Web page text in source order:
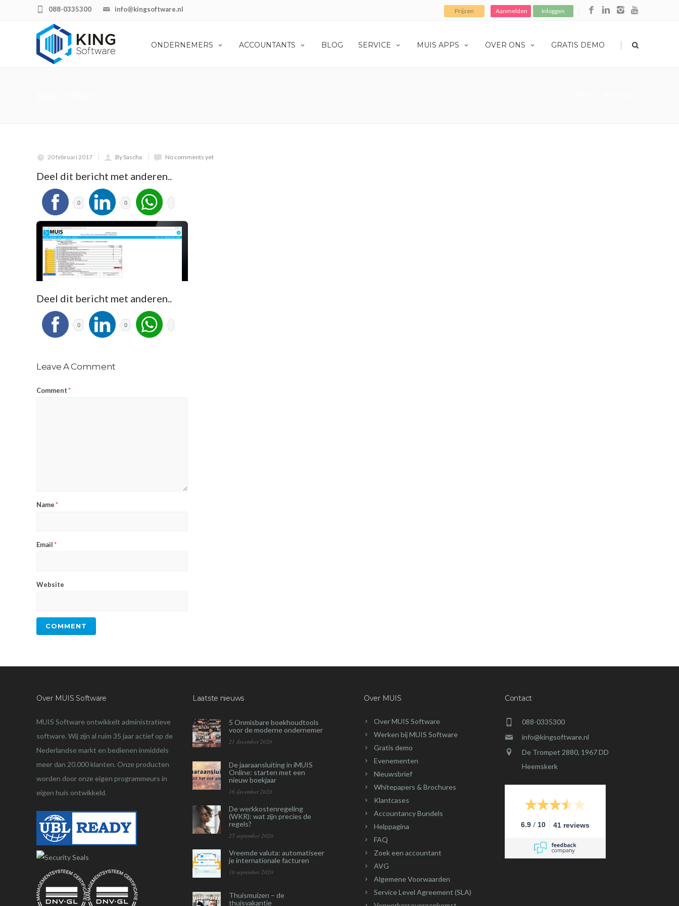
info@kingsoftware.nl
088-0335300 Prijzen Aanmelden Inloggen
ONDERNEMERS ACCOUNTANTS BLOG SERVICE MUIS APPS OVER ONS GRATIS DEMO |
20 februari 2017 By Sascha No comments yet
Deel dit bericht met anderen..
0 0
Deel dit bericht met anderen..
0 0
Leave A Comment
Comment*
Name*
Email*
Website
Over MUIS Software
MUIS Software ontwikkelt administratieve
software. Wij zijn al ruim 35 jaar actief op de
Nederlandse markt en bedienen inmiddels
meer dan 20.000 klanten. Onze producten
worden door onze eigen programmeurs in
eigen huis ontwikkeld.
Laatste nieuws
5 Onmisbare boekhoudtools
voor de moderne ondernemer
21 december 2020
De jaaraansluiting in iMUIS
Online: starten met een
nieuw boekjaar
16 december 2020
De werkkostenregeling
(WKR): wat zijn precies de
regels?
25 september 2020
Vreemde valuta: automatiseer
je internationale facturen
10 september 2020
Thuismuizen – de
thuisvakantie
Over MUIS
Over MUIS Software
Werken bij MUIS Software
Gratis demo
Evenementen
Nieuwsbrief
Whitepapers & Brochures
Klantcases
Accountancy Bundels
Helppagina
FAQ
Zoek een accountant
AVG
Algemene Voorwaarden
Service Level Agreement (SLA)
Contact
088-0335300
info@kingsoftware.nl
De Trompet 2880, 1967 DD
Heemskerk
6.9 / 10 41 reviews